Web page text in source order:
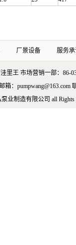
厂景设备 服务
里王 市场营销一部：86-
箱：pumpwang@163.com
业制造有限公司 all Rights